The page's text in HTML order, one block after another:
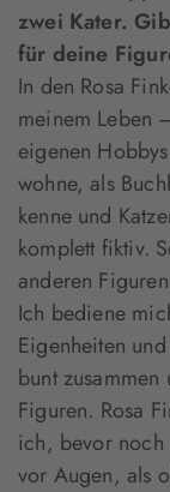
zwei Kater.
für deine
In den Rosa
meinem Leben
eigenen
wohne, als
kenne und
komplett fiktiv.
anderen
Ich bediene
Eigenheiten
bunt
Figuren. Rosa
ich, bevor noch
vor Augen, als